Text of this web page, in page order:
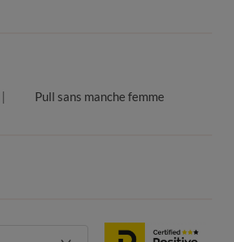
Pull sans manche femme